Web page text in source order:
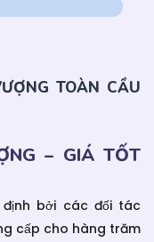
TOÀN CẦU
– GIÁ TỐT
bởi các đối tác
cấp cho hàng trăm